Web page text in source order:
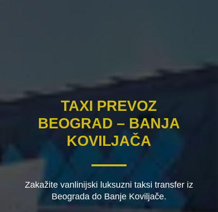
TAXI PREVOZ
BEOGRAD – BANJA
KOVILJAČA
Zakažite vanlinijski luksuzni taksi transfer iz
Beograda do Banje Koviljače.